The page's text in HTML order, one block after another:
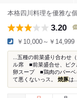
本格四川料理を優雅な
3.20
￥10,000～￥14,999
...五種の前菜盛り合わせ（
ル席 ■前菜盛合せ、ピク
卵スープ ■鶏肉のバーベ
て悪くないっス。 焼豚は...